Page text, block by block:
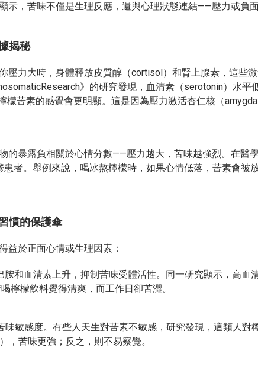
示，苦味不僅是生理反應，還與心理狀態連結——壓力或負
揭秘
壓力大時，身體釋放皮質醇（cortisol）和腎上腺素，這些
》的研究發現，血清素（serotonin）水平
檬苦素的感覺會更明顯。這是因為壓力激活杏仁核（
的暴露負相關於心情分數——壓力越大，苦味越強烈。在醫
患者。舉例來說，喝冰熬檸檬時，如果心情低落，苦素會被
慣的保護傘
益於正面心情或生理因素：
胺和血清素上升，抑制苦味受體活性。同一研究顯示，高血
檸檬飲料覺得清爽，而工作日卻苦澀。
味敏感度。有些人天生對苦素不敏感，研究發現，這類人對
，苦味更強；反之，則不易察覺。